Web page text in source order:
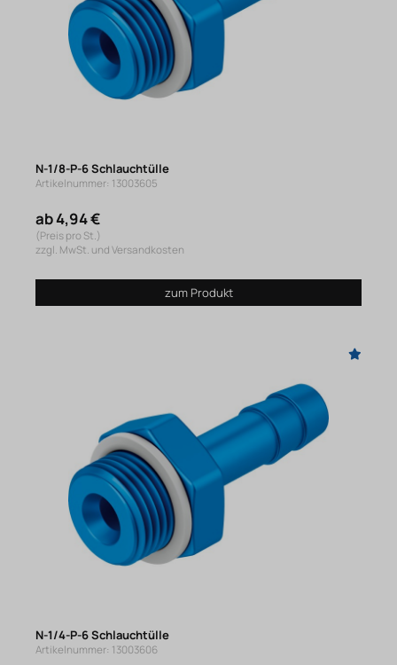
N-1/8-P-6 Schlauchtülle
Artikelnummer: 13003605
ab 4,94 €
(Preis pro St.)
zzgl. MwSt. und Versandkosten
zum Produkt
N-1/4-P-6 Schlauchtülle
Artikelnummer: 13003606